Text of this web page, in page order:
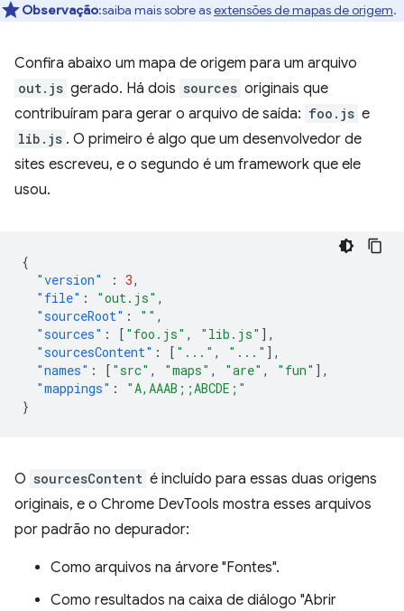
Observação:saiba mais sobre asextensões de mapas de origem.
Confira abaixo um mapa de origem para um arquivo
out.js gerado. Há dois sources originais que
contribuíram para gerar o arquivo de saída: foo.js e
lib.js . O primeiro é algo que um desenvolvedor de
sites escreveu, e o segundo é um framework que ele
usou.
{
"version"
: 3,
"file" : "out.js" ,
"sourceRoot" : "" ,
"sources" : [ "foo.js" , "lib.js" ],
"sourcesContent" : [ "..." , "..." ],
"names" : [ "src" , "maps" , "are" , "fun" ],
"mappings" :
"A,AAAB;;ABCDE;"
}
O sourcesContent é incluído para essas duas origens
originais, e o Chrome DevTools mostra esses arquivos
por padrão no depurador:
Como arquivos na árvore "Fontes".
Como resultados na caixa de diálogo "Abrir